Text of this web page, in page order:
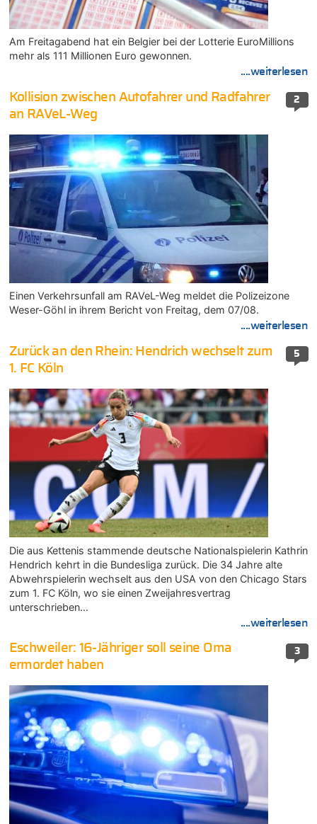
Am Freitagabend hat ein Belgier bei der Lotterie EuroMillions
mehr als 111 Millionen Euro gewonnen.
....weiterlesen
2
Kollision zwischen Autofahrer und Radfahrer
an RAVeL-Weg
Einen Verkehrsunfall am RAVeL-Weg meldet die Polizeizone
Weser-Göhl in ihrem Bericht von Freitag, dem 07/08.
....weiterlesen
5
Zurück an den Rhein: Hendrich wechselt zum
1. FC Köln
Die aus Kettenis stammende deutsche Nationalspielerin Kathrin
Hendrich kehrt in die Bundesliga zurück. Die 34 Jahre alte
Abwehrspielerin wechselt aus den USA von den Chicago Stars
zum 1. FC Köln, wo sie einen Zweijahresvertrag
unterschrieben…
....weiterlesen
3
Eschweiler: 16-Jähriger soll seine Oma
ermordet haben